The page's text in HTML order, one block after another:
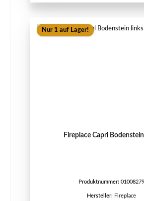
Nur 1 auf Lager!
Fireplace Capri
Produktnummer: 01008279
Hersteller: Fireplace